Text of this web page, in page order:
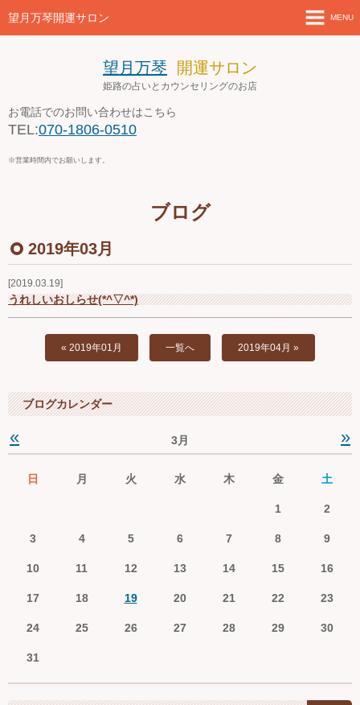
望月万琴開運サロン
望月万琴 開運サロン
姫路の占いとカウンセリングのお店
お電話でのお問い合わせはこちら
TEL:070-1806-0510
※営業時間内でお願いします。
MENU
店舗案内とアクセス
お問い合わせ
４月の営業案内
ブログ
2019年03月
2019.03.19
うれしいおしらせ(*^▽^*)
« 2019年01月 一覧へ 2019年04月 »
ブログカレンダー
« 3月 »
日 月 火 水 木 金 土
1 2
3 4 5 6 7 8 9
10 11 12 13 14 15 16
17 18 19 20 21 22 23
24 25 26 27 28 29 30
31